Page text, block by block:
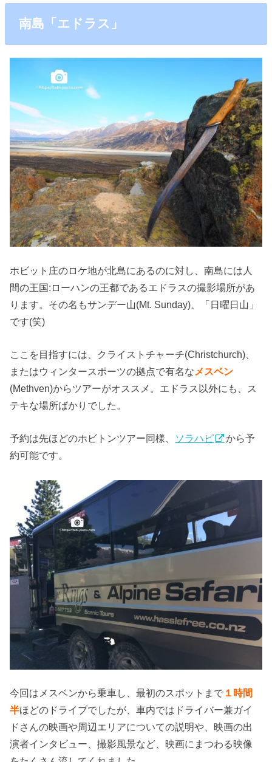
南島「エドラス」
ホビット庄のロケ地が北島にあるのに対し、南島には人
間の王国:ローハンの王都であるエドラスの撮影場所があ
ります。その名もサンデー山(Mt. Sunday)、「日曜日山」
です(笑)
ここを目指すには、クライストチャーチ(Christchurch)、
またはウィンタースポーツの拠点で有名な メスベン
(Methven)からツアーがオススメ。エドラス以外にも、ス
テキな場所ばかりでした。
予約は先ほどのホビトンツアー同様、 ソラハピ
から予
約可能です。
今回はメスベンから乗車し、最初のスポットまで １時間
半ほどのドライブでしたが、車内ではドライバー兼ガイ
ドさんの映画や周辺エリアについての説明や、映画の出
演者インタビュー、撮影風景など、映画にまつわる映像